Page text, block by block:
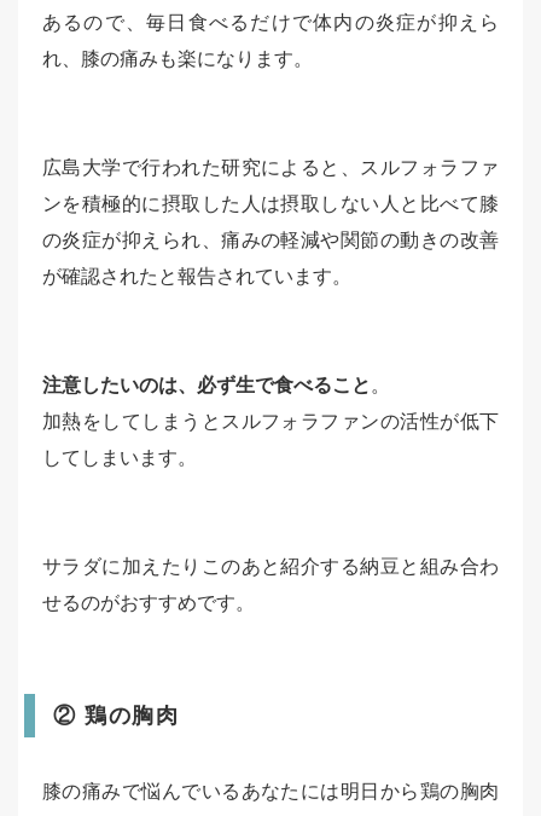
あるので、毎日食べるだけで体内の炎症が抑えら
れ、膝の痛みも楽になります。
広島大学で行われた研究によると、スルフォラファ
ンを積極的に摂取した人は摂取しない人と比べて膝
の炎症が抑えられ、痛みの軽減や関節の動きの改善
が確認されたと報告されています。
注意したいのは、必ず生で食べること 。
加熱をしてしまうとスルフォラファンの活性が低下
してしまいます。
サラダに加えたりこのあと紹介する納豆と組み合わ
せるのがおすすめです。
② 鶏の胸肉
膝の痛みで悩んでいるあなたには明日から鶏の胸肉